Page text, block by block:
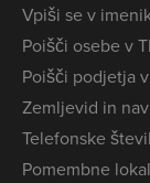
Vpiši se v
Poišči osebe v
Poišči podjetja
Zemljevid in
Telefonske
Pomembne